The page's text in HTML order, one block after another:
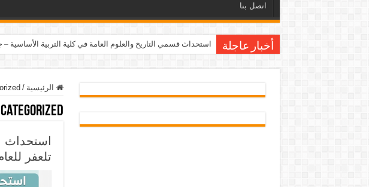
اتصل بنا
أخبار عاجلة استحداث قسمي التاريخ والعلوم العامة في كلية التربية الأساسية – جامعة
الرئيسية /
استحداث
تلعفر للعام